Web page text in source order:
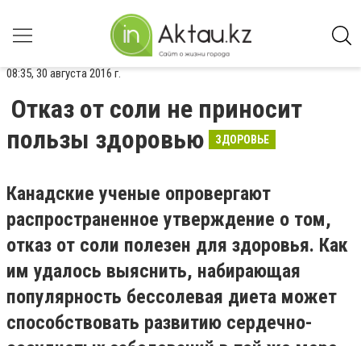
08:35, 30 августа 2016 г.
Отказ от соли не приносит
пользы здоровью
ЗДОРОВЬЕ
Канадские ученые опровергают
распространенное утверждение о том,
отказ от соли полезен для здоровья. Как
им удалось выяснить, набирающая
популярность бессолевая диета может
способствовать развитию сердечно-